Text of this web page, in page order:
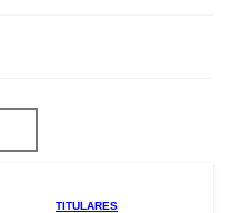
TITULARES